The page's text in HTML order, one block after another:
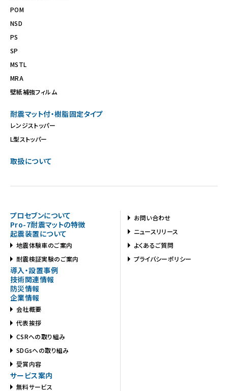
POM
NSD
PS
SP
MSTL
MRA
壁紙補強フィルム
耐震マット付・樹脂固定タイプ
レンジストッパー
L型ストッパー
取扱について
プロセブンについて
Pro-7耐震マットの特徴
起震装置について
地震体験車のご案内
耐震検証実験のご案内
導入・設置事例
技術関連情報
防災情報
企業情報
会社概要
代表挨拶
CSRへの取り組み
SDGsへの取り組み
受賞内容
サービス案内
無料サービス
お問い合わせ
ニュースリリース
よくあるご質問
プライバシーポリシー